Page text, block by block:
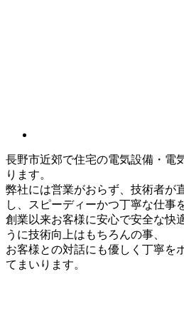
長野市近郊で住宅の電気設備・電
ります。
弊社には営業がおらず、技術者が
し、スピーディーかつ丁寧な仕事
創業以来お客様に安心で安全な快
うに技術向上はもちろんの事、
お客様との対話にも優しく丁寧を
てまいります。